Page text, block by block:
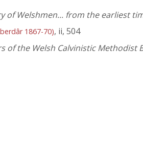
of Welshmen... from the earliest
1867-70), ii, 504
the Welsh Calvinistic Methodist